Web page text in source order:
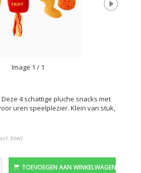
Image 1 / 1
4 schattige pluche snacks met
uren speelplezier. Klein van stuk,
btw)
TOEVOEGEN AAN WINKELWAGEN